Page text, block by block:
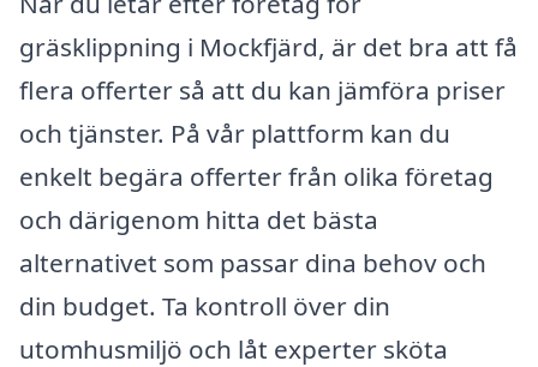
gräsklippning i Mockfjärd, är det bra att få
flera offerter så att du kan jämföra priser
och tjänster. På vår plattform kan du
enkelt begära offerter från olika företag
och därigenom hitta det bästa
alternativet som passar dina behov och
din budget. Ta kontroll över din
utomhusmiljö och låt experter sköta